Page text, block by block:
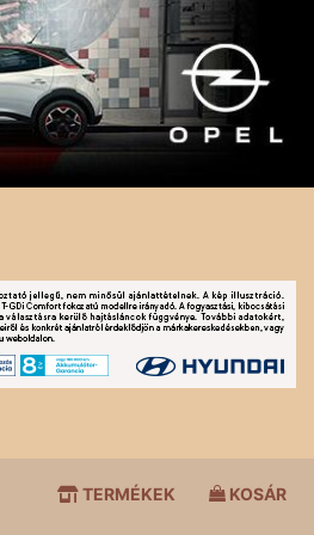
TERMÉKEK KOSÁR